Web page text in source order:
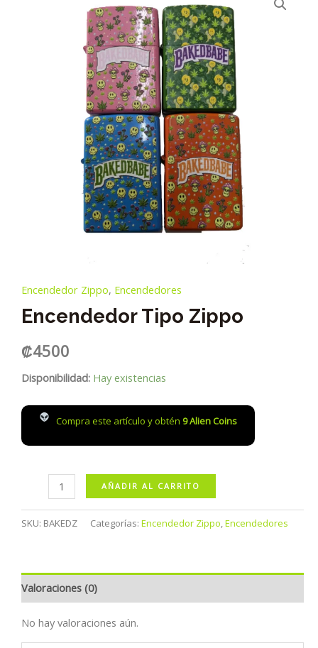
Encendedor Zippo, Encendedores
Encendedor Tipo Zippo
₡4500
Disponibilidad: Hay existencias
Compra este artículo y obtén 9Alien Coins
Encendedor
Zippo
AÑADIR AL CARRITO
SKU: BAKEDZ Categorías: Encendedor Zippo,Encendedores
Valoraciones (0)
No hay valoraciones aún.